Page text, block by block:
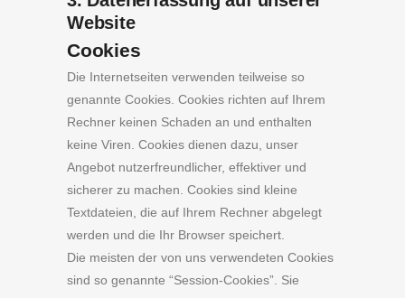
Website
Cookies
Die Internetseiten verwenden teilweise so
genannte Cookies. Cookies richten auf Ihrem
Rechner keinen Schaden an und enthalten
keine Viren. Cookies dienen dazu, unser
Angebot nutzerfreundlicher, effektiver und
sicherer zu machen. Cookies sind kleine
Textdateien, die auf Ihrem Rechner abgelegt
werden und die Ihr Browser speichert.
Die meisten der von uns verwendeten Cookies
sind so genannte “Session-Cookies”. Sie